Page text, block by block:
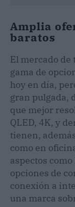
Amplia
baratos
El mercado
gama de
hoy en día,
gran pulgada,
que mejor
QLED, 4K, y
tienen,
como en
aspectos
opciones de
conexión a
una marca